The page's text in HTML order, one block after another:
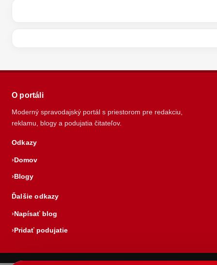
O portáli
Moderný spravodajský portál s priestorom pre redakciu,
reklamu, blogy a podujatia čitateľov.
Odkazy
Domov
Blogy
Ďalšie odkazy
Napísať blog
Pridať podujatie